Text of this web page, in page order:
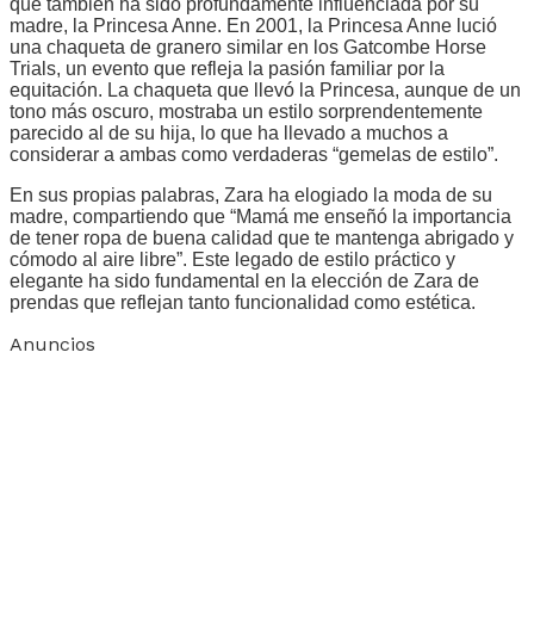
que también ha sido profundamente influenciada por su
madre, la Princesa Anne. En 2001, la Princesa Anne lució
una chaqueta de granero similar en los Gatcombe Horse
Trials, un evento que refleja la pasión familiar por la
equitación. La chaqueta que llevó la Princesa, aunque de un
tono más oscuro, mostraba un estilo sorprendentemente
parecido al de su hija, lo que ha llevado a muchos a
considerar a ambas como verdaderas “gemelas de estilo”.
En sus propias palabras, Zara ha elogiado la moda de su
madre, compartiendo que “Mamá me enseñó la importancia
de tener ropa de buena calidad que te mantenga abrigado y
cómodo al aire libre”. Este legado de estilo práctico y
elegante ha sido fundamental en la elección de Zara de
prendas que reflejan tanto funcionalidad como estética.
Anuncios